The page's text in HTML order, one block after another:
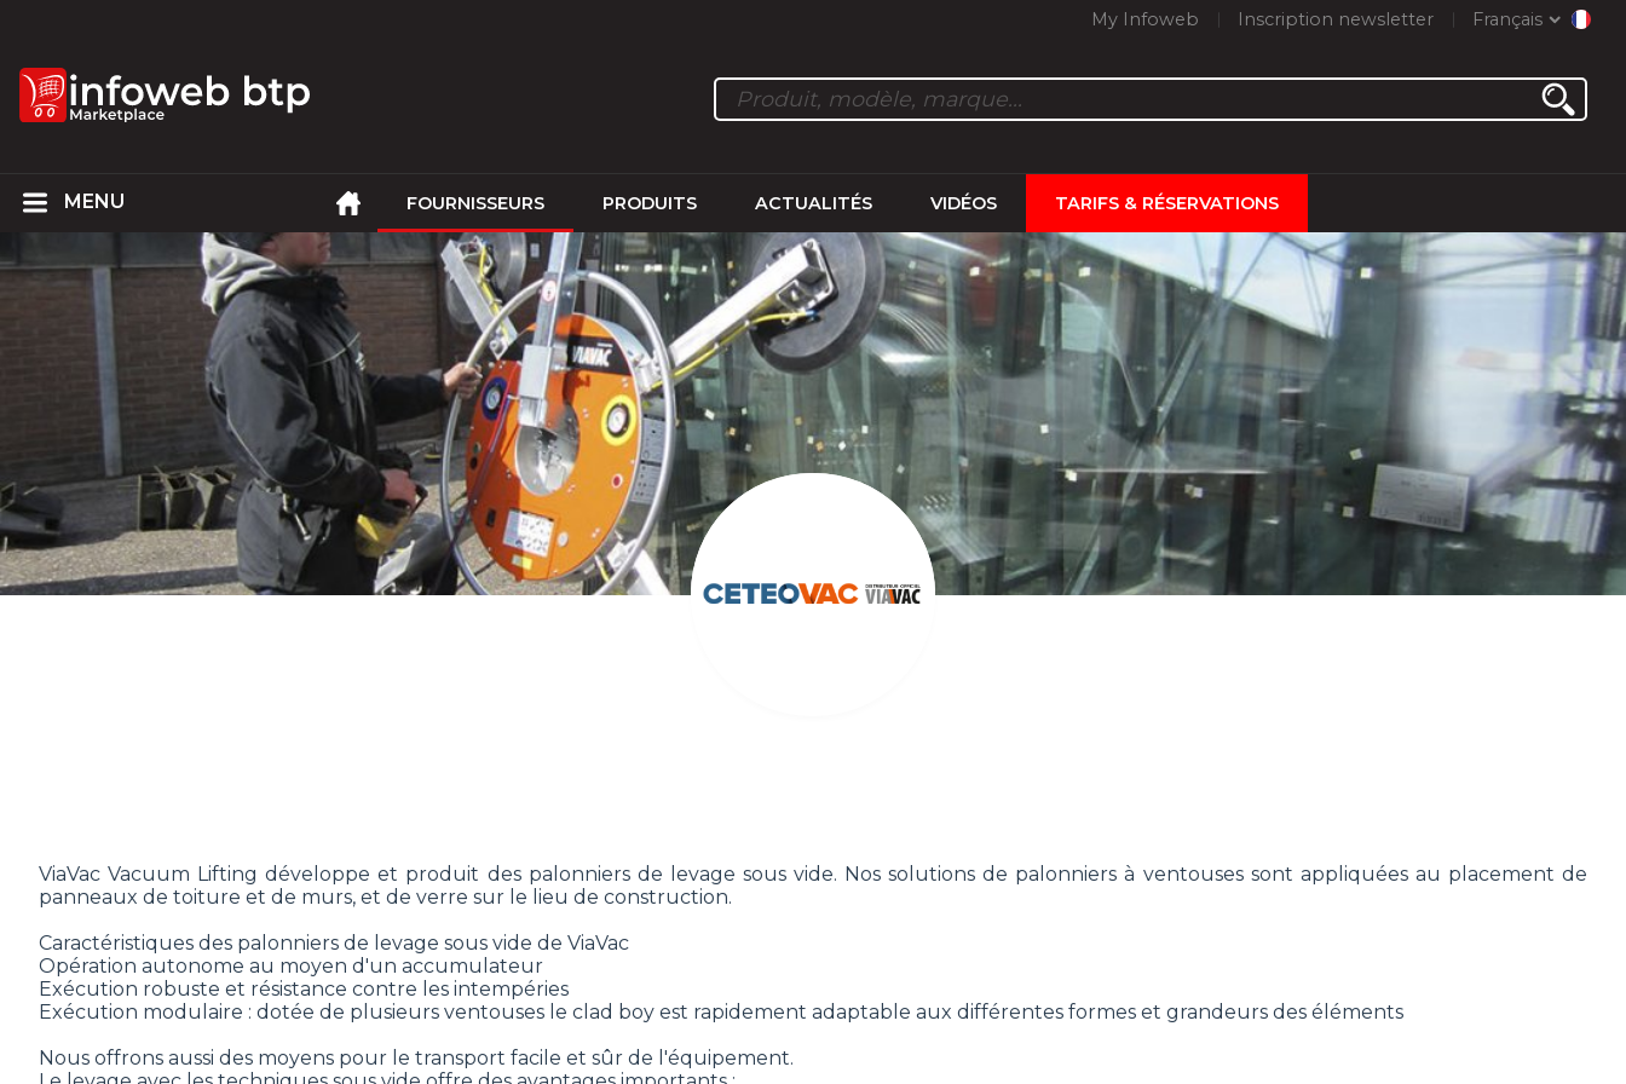
My Infoweb Inscription newsletter Français
FOURNISSEURS PRODUITS ACTUALITÉS VIDÉOS TARIFS & RÉSERVATIONS
ViaVac Vacuum Lifting développe et produit des palonniers de levage sous vide. Nos solutions de palonniers à ventouses sont appliquées au placement de
panneaux de toiture et de murs, et de verre sur le lieu de construction.
Caractéristiques des palonniers de levage sous vide de ViaVac
Opération autonome au moyen d'un accumulateur
Exécution robuste et résistance contre les intempéries
Exécution modulaire : dotée de plusieurs ventouses le clad boy est rapidement adaptable aux différentes formes et grandeurs des éléments
Nous offrons aussi des moyens pour le transport facile et sûr de l'équipement.